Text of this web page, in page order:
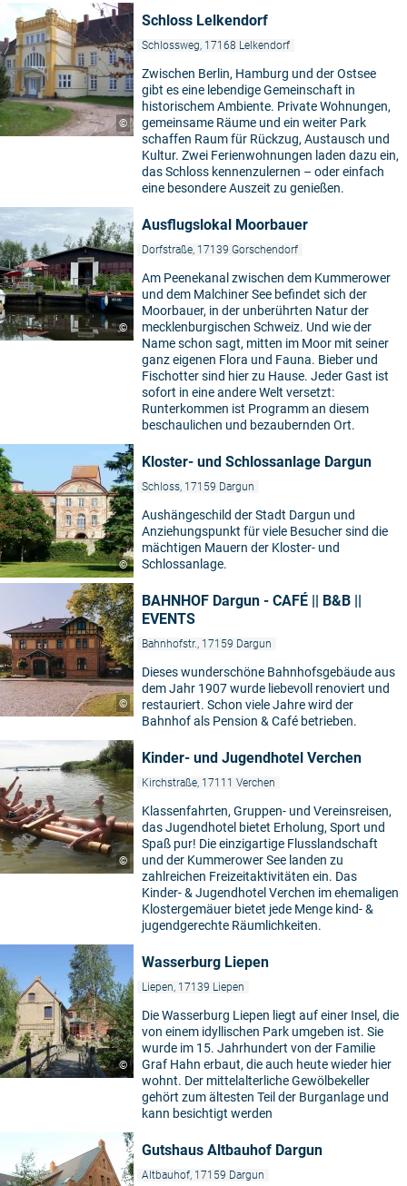
©
Schloss Lelkendorf
Schlossweg, 17168 Lelkendorf
Zwischen Berlin, Hamburg und der Ostsee
gibt es eine lebendige Gemeinschaft in
historischem Ambiente. Private Wohnungen,
gemeinsame Räume und ein weiter Park
schaffen Raum für Rückzug, Austausch und
Kultur. Zwei Ferienwohnungen laden dazu ein,
das Schloss kennenzulernen – oder einfach
eine besondere Auszeit zu genießen.
©
Ausflugslokal Moorbauer
Dorfstraße, 17139 Gorschendorf
Am Peenekanal zwischen dem Kummerower
und dem Malchiner See befindet sich der
Moorbauer, in der unberührten Natur der
mecklenburgischen Schweiz. Und wie der
Name schon sagt, mitten im Moor mit seiner
ganz eigenen Flora und Fauna. Bieber und
Fischotter sind hier zu Hause. Jeder Gast ist
sofort in eine andere Welt versetzt:
Runterkommen ist Programm an diesem
beschaulichen und bezaubernden Ort.
©
Kloster- und Schlossanlage Dargun
Schloss, 17159 Dargun
Aushängeschild der Stadt Dargun und
Anziehungspunkt für viele Besucher sind die
mächtigen Mauern der Kloster- und
Schlossanlage.
©
BAHNHOF Dargun - CAFÉ || B&B ||
EVENTS
Bahnhofstr., 17159 Dargun
Dieses wunderschöne Bahnhofsgebäude aus
dem Jahr 1907 wurde liebevoll renoviert und
restauriert. Schon viele Jahre wird der
Bahnhof als Pension & Café betrieben.
©
Kinder- und Jugendhotel Verchen
Kirchstraße, 17111 Verchen
Klassenfahrten, Gruppen- und Vereinsreisen,
das Jugendhotel bietet Erholung, Sport und
Spaß pur! Die einzigartige Flusslandschaft
und der Kummerower See landen zu
zahlreichen Freizeitaktivitäten ein. Das
Kinder- & Jugendhotel Verchen im ehemaligen
Klostergemäuer bietet jede Menge kind- &
jugendgerechte Räumlichkeiten.
©
Wasserburg Liepen
Liepen, 17139 Liepen
Die Wasserburg Liepen liegt auf einer Insel, die
von einem idyllischen Park umgeben ist. Sie
wurde im 15. Jahrhundert von der Familie
Graf Hahn erbaut, die auch heute wieder hier
wohnt. Der mittelalterliche Gewölbekeller
gehört zum ältesten Teil der Burganlage und
kann besichtigt werden
Gutshaus Altbauhof Dargun
Altbauhof, 17159 Dargun